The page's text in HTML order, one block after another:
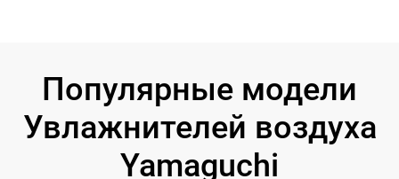
Популярные модели
Увлажнителей воздуха
Yamaguchi